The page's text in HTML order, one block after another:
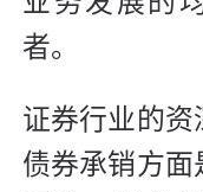
者。
证券行业的资
债券承销方面